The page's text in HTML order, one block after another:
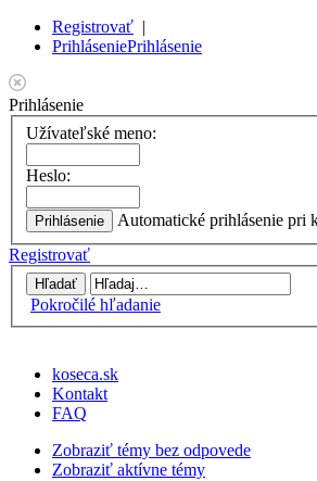
Registrovať |
PrihláseniePrihlásenie
Prihlásenie
Užívateľské meno:
Heslo:
Automatické prihlásenie pri
Registrovať
Pokročilé hľadanie
koseca.sk
Kontakt
FAQ
Zobraziť témy bez odpovede
Zobraziť aktívne témy